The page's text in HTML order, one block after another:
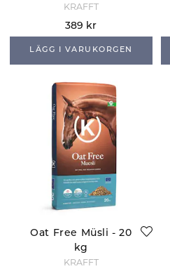
KRAFFT
389 kr
LÄGG I VARUKORGEN
Oat Free Müsli - 20
kg
KRAFFT